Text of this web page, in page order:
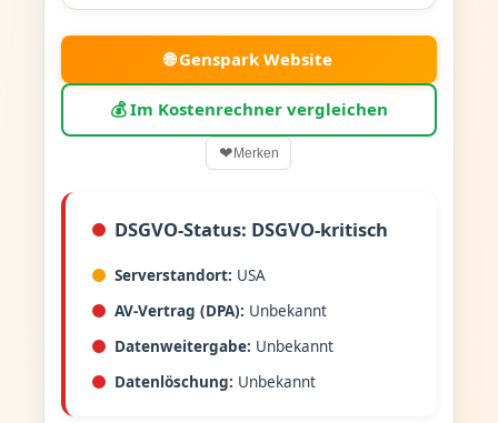
🌐 Genspark Website
💰 Im Kostenrechner vergleichen
❤Merken
DSGVO-Status: DSGVO-kritisch
Serverstandort: USA
AV-Vertrag (DPA): Unbekannt
Datenweitergabe: Unbekannt
Datenlöschung: Unbekannt